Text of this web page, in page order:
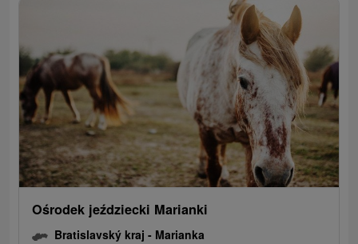
Ośrodek jeździecki Marianki
Bratislavský kraj - Marianka